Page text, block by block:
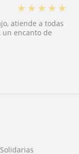
★ ★ ★ ★ ★
atiende a todas
un encanto de